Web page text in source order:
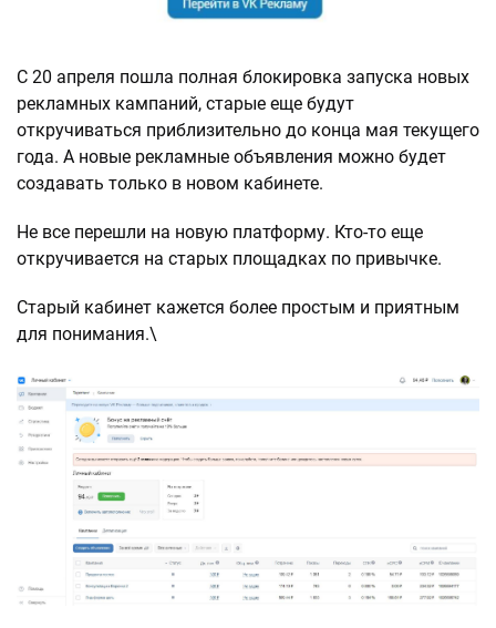
С 20 апреля пошла полная блокировка запуска новых
рекламных кампаний, старые еще будут
откручиваться приблизительно до конца мая текущего
года. А новые рекламные объявления можно будет
создавать только в новом кабинете.
Не все перешли на новую платформу. Кто-то еще
откручивается на старых площадках по привычке.
Старый кабинет кажется более простым и приятным
для понимания.\